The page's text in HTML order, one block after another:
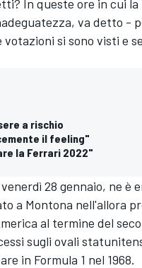
In queste ore in cui
va detto -
si sono visti e
a rischio
il feeling"
la Ferrari 2022"
28 gennaio, ne è
a Montona nell'allora
al termine del
sugli ovali
in Formula 1 nel 1968.